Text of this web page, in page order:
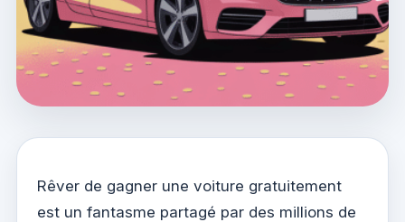
Rêver de gagner une voiture gratuitement
est un fantasme partagé par des millions de